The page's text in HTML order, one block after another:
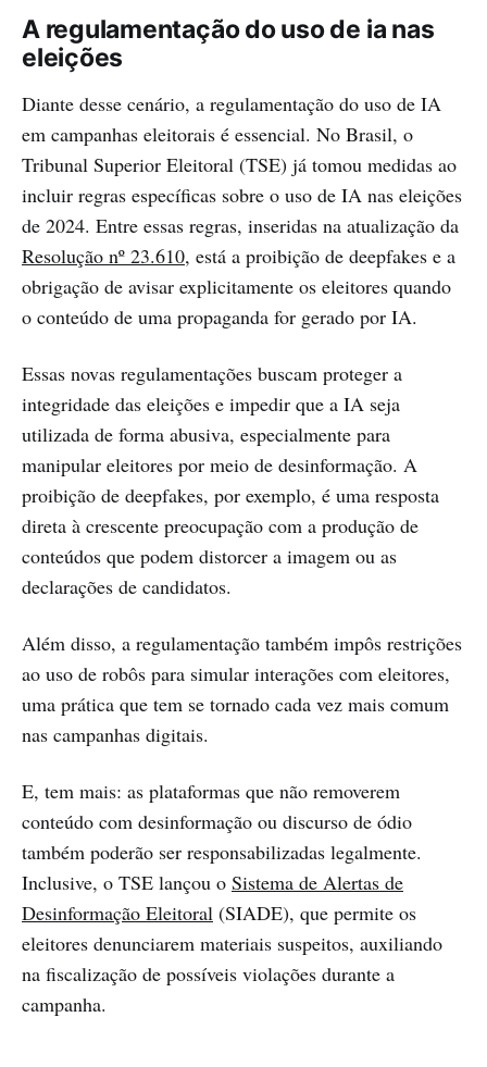
A regulamentação do uso de ia nas
eleições
Diante desse cenário, a regulamentação do uso de IA
em campanhas eleitorais é essencial. No Brasil, o
Tribunal Superior Eleitoral (TSE) já tomou medidas ao
incluir regras específicas sobre o uso de IA nas eleições
de 2024. Entre essas regras, inseridas na atualização da
Resolução nº 23.610, está a proibição de deepfakes e a
obrigação de avisar explicitamente os eleitores quando
o conteúdo de uma propaganda for gerado por IA.
Essas novas regulamentações buscam proteger a
integridade das eleições e impedir que a IA seja
utilizada de forma abusiva, especialmente para
manipular eleitores por meio de desinformação. A
proibição de deepfakes, por exemplo, é uma resposta
direta à crescente preocupação com a produção de
conteúdos que podem distorcer a imagem ou as
declarações de candidatos.
Além disso, a regulamentação também impôs restrições
ao uso de robôs para simular interações com eleitores,
uma prática que tem se tornado cada vez mais comum
nas campanhas digitais.
E, tem mais: as plataformas que não removerem
conteúdo com desinformação ou discurso de ódio
também poderão ser responsabilizadas legalmente.
Inclusive, o TSE lançou o Sistema de Alertas de
Desinformação Eleitoral (SIADE), que permite os
eleitores denunciarem materiais suspeitos, auxiliando
na fiscalização de possíveis violações durante a
campanha.